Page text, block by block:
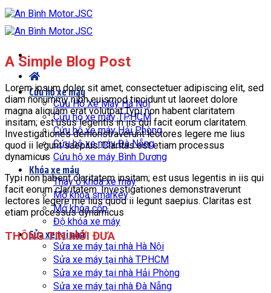
Bỏ
qua
nội
Cứu hộ xe máy
Cứu Hộ Xe Máy Hà Nội
Cứu hộ xe máy TPHCM
Cứu hộ xe máy Hải Phòng
Cứu hộ xe máy Đà Nẵng
Cứu hộ xe máy Bình Dương
Khóa xe máy
Thay ổ khóa xe máy
Mở khóa smarkey
Mở khóa cốp
Độ khóa xe máy
Sửa xe tại nhà
Sửa xe máy tại nhà Hà Nội
Sửa xe máy tại nhà TPHCM
Sửa xe máy tại nhà Hải Phòng
Sửa xe máy tại nhà Đà Nẵng
A Simple Blog Post
Lorem ipsum dolor sit amet, consectetuer adipiscing elit, sed
diam nonummy nibh euismod tincidunt ut laoreet dolore
magna aliquam erat volutpat.Typi non habent claritatem
insitam; est usus legentis in iis qui facit eorum claritatem.
Investigationes demonstraverunt lectores legere me lius
quod ii legunt saepius. Claritas est etiam processus
dynamicus
Typi non habent claritatem insitam; est usus legentis in iis qui
facit eorum claritatem. Investigationes demonstraverunt
lectores legere me lius quod ii legunt saepius. Claritas est
etiam processus dynamicus
THÔNG TIN MỚI ĐƯA